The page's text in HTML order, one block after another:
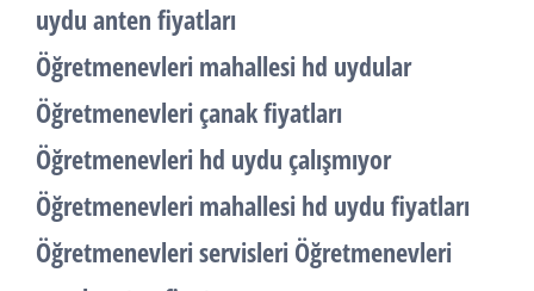
uydu anten fiyatları
Öğretmenevleri mahallesi hd uydular
Öğretmenevleri çanak fiyatları
Öğretmenevleri hd uydu çalışmıyor
Öğretmenevleri mahallesi hd uydu fiyatları
Öğretmenevleri servisleri Öğretmenevleri